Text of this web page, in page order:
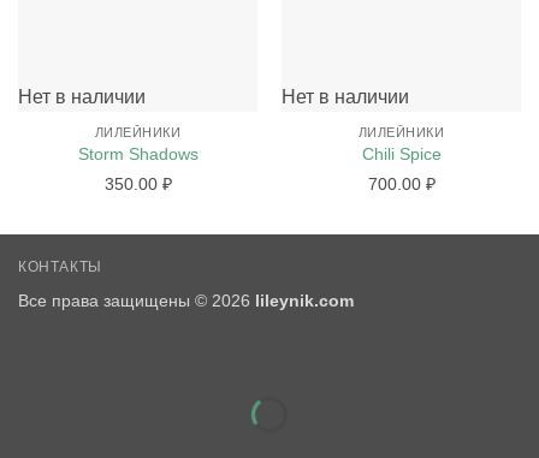
Нет в наличии
ЛИЛЕЙНИКИ
Storm Shadows
350.00 ₽
Нет в наличии
ЛИЛЕЙНИКИ
Chili Spice
700.00 ₽
КОНТАКТЫ
Все права защищены © 2026 lileynik.com